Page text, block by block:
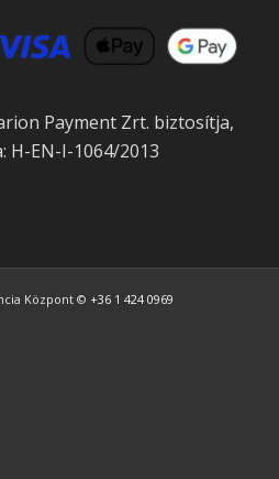
Payment Zrt. biztosítja,
H-EN-I-1064/2013
Központ © +36 1 424 0969